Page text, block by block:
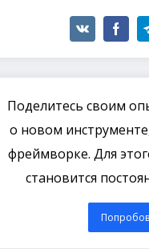
Поделитесь своим
о новом
фреймворке. Для
становится